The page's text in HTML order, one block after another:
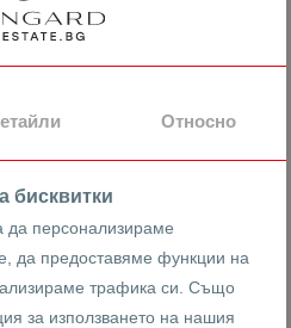
2019 €/m
КВАДРАТУРА
м-н Слънчеви лъчи
Относно
бисквитки
да персонализираме
да предоставяме функции на
трафика си. Също
за използването на нашия